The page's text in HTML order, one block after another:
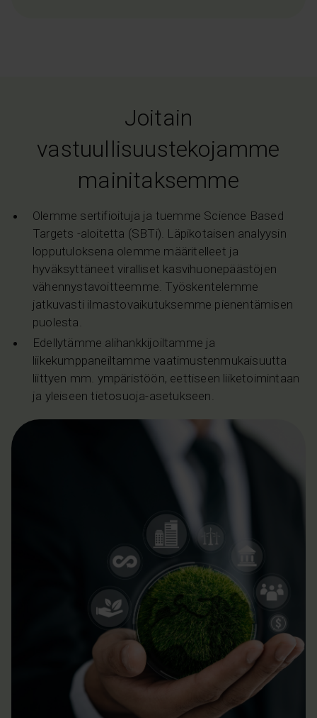
Joitain
vastuullisuustekojamme
mainitaksemme
Olemme sertifioituja ja tuemme Science Based
Targets -aloitetta (SBTi). Läpikotaisen analyysin
lopputuloksena olemme määritelleet ja
hyväksyttäneet viralliset kasvihuonepäästöjen
vähennystavoitteemme. Työskentelemme
jatkuvasti ilmastovaikutuksemme pienentämisen
puolesta.
Edellytämme alihankkijoiltamme ja
liikekumppaneiltamme vaatimustenmukaisuutta
liittyen mm. ympäristöön, eettiseen liiketoimintaan
ja yleiseen tietosuoja-asetukseen.